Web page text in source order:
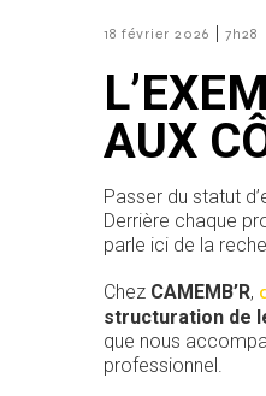
18 février 2026 | 7h28
AUX
Passer du statut
Derrière chaque
parle ici de la
Chez CAMEMB’R,
structuration de
que nous
professionnel.